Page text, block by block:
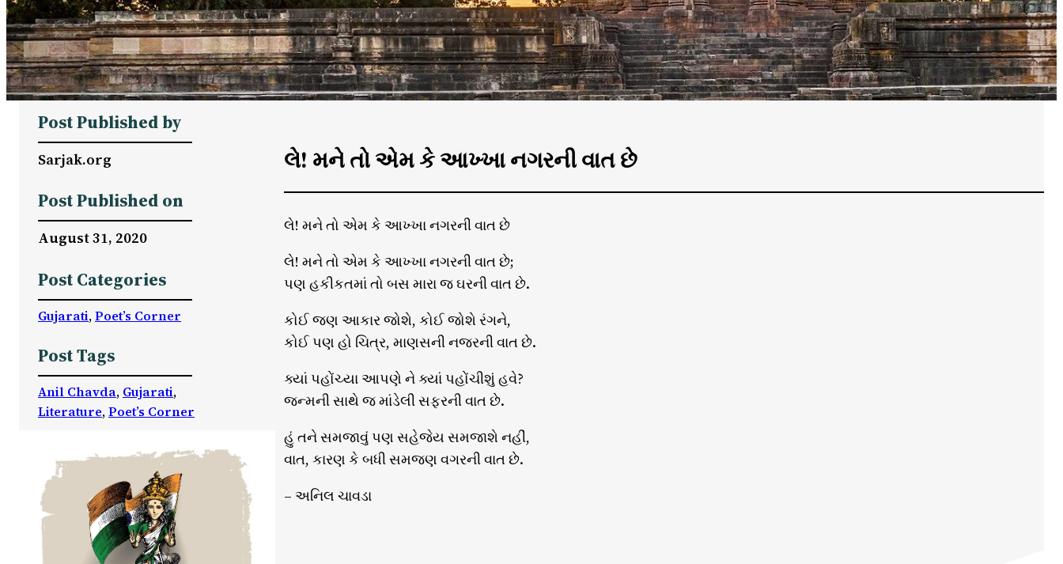
Post Published by
Sarjak.org
Post Published on
August 31, 2020
Post Categories
Gujarati, Poet’s Corner
Post Tags
Anil Chavda, Gujarati
Literature, Poet’s Corner
લે! મને તો એમ કે આખ્ખા નગરની વાત છે
લે! મને તો એમ કે આખ્ખા નગરની વાત છે
લે! મને તો એમ કે આખ્ખા નગરની વાત છે;
પણ હકીકતમાં તો બસ મારા જ ઘરની વાત છે.
કોઈ જણ આકાર જોશે, કોઈ જોશે રંગને,
કોઈ પણ હો ચિત્ર, માણસની નજરની વાત છે.
ક્યાં પહોંચ્યા આપણે ને ક્યાં પહોંચીશું હવે?
જન્મની સાથે જ માંડેલી સફરની વાત છે.
હું તને સમજાવું પણ સહેજેય સમજાશે નહીં,
વાત, કારણ કે બધી સમજણ વગરની વાત છે.
– અનિલ ચાવડા